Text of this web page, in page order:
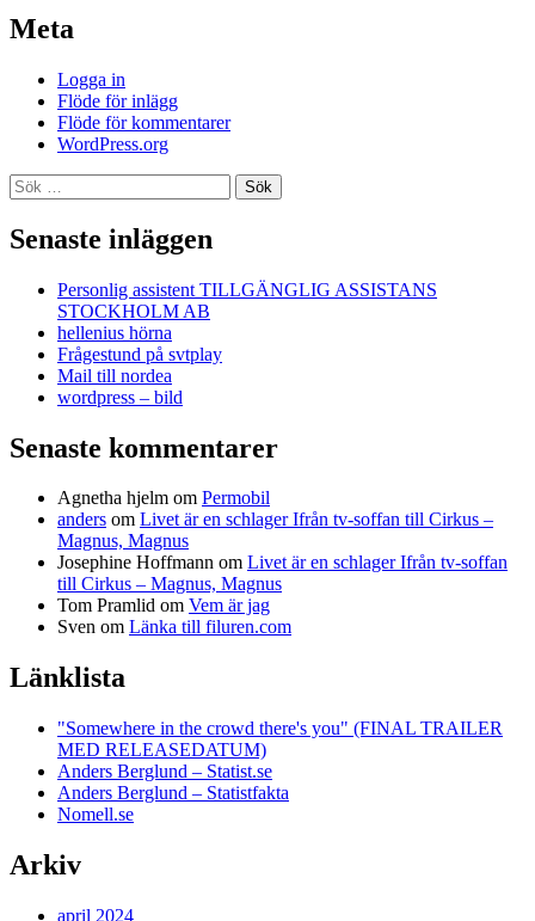
Meta
Logga in
Flöde för inlägg
Flöde för kommentarer
WordPress.org
Sök
efter:
Senaste inläggen
Personlig assistent TILLGÄNGLIG ASSISTANS
STOCKHOLM AB
hellenius hörna
Frågestund på svtplay
Mail till nordea
wordpress – bild
Senaste kommentarer
Agnetha hjelm om Permobil
anders om Livet är en schlager Ifrån tv-soffan till Cirkus –
Magnus, Magnus
Josephine Hoffmann om Livet är en schlager Ifrån tv-soffan
till Cirkus – Magnus, Magnus
Tom Pramlid om Vem är jag
Sven om Länka till filuren.com
Länklista
"Somewhere in the crowd there's you" (FINAL TRAILER
MED RELEASEDATUM)
Anders Berglund – Statist.se
Anders Berglund – Statistfakta
Nomell.se
Arkiv
april 2024